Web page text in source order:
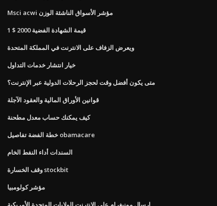
Msci acwi مؤشر الأسواق الناشئة الوزن
قيمة الشهادة الفضية 2000 $ 1
ويعرض الزفاف على الانترنت في المملكة المتحدة
خيار انتشار خدمات التداول
متى يكون أفضل وقت لحجز الرحلات الدولية عبر الإنترنت؟
قوانين الأوراق المالية والعقود الآجلة
كيف يمكنك حساب معدل مطحنة
خطة الفضة تفاصيل obamacare
السندات أداء النفط الخام
وقف الخسارة stockbit
مؤشر كولومبيا